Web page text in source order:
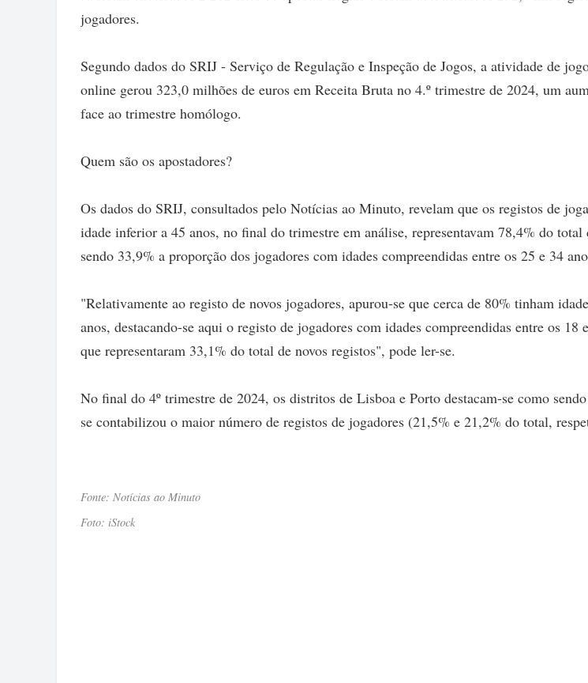
jogadores.
Segundo dados do SRIJ - Serviço de Regulação e Inspeção de Jogos, a atividade de
online gerou 323,0 milhões de euros em Receita Bruta no 4.º trimestre de 2024, um
face ao trimestre homólogo.
Quem são os apostadores?
Os dados do SRIJ, consultados pelo Notícias ao Minuto, revelam que os registos de
idade inferior a 45 anos, no final do trimestre em análise, representavam 78,4% do total
sendo 33,9% a proporção dos jogadores com idades compreendidas entre os 25 e 34
"Relativamente ao registo de novos jogadores, apurou-se que cerca de 80% tinham
anos, destacando-se aqui o registo de jogadores com idades compreendidas entre os 18
que representaram 33,1% do total de novos registos", pode ler-se.
No final do 4º trimestre de 2024, os distritos de Lisboa e Porto destacam-se como
se contabilizou o maior número de registos de jogadores (21,5% e 21,2% do total,
Fonte: Notícias ao Minuto
Foto: iStock